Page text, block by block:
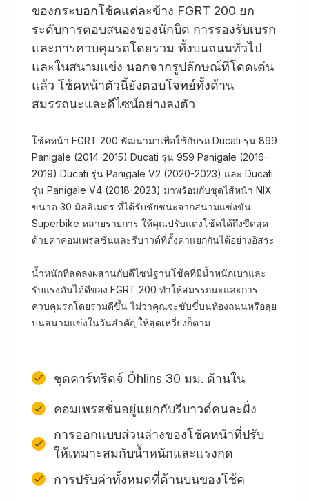
ของกระบอกโช้คแต่ละข้าง FGRT 200 ยก
ระดับการตอบสนองของนักบิด การรองรับเบรก
และการควบคุมรถโดยรวม ทั้งบนถนนทั่วไป
และในสนามแข่ง นอกจากรูปลักษณ์ที่โดดเด่น
แล้ว โช้คหน้าตัวนี้ยังตอบโจทย์ทั้งด้าน
สมรรถนะและดีไซน์อย่างลงตัว
โช้คหน้า FGRT 200 พัฒนามาเพื่อใช้กับรถ Ducati รุ่น 899
Panigale (2014-2015) Ducati รุ่น 959 Panigale (2016-
2019) Ducati รุ่น Panigale V2 (2020-2023) และ Ducati
รุ่น Panigale V4 (2018-2023) มาพร้อมกับชุดไส้หน้า NIX
ขนาด 30 มิลลิเมตร ที่ได้รับชัยชนะจากสนามแข่งขัน
Superbike หลายรายการ ให้คุณปรับแต่งโช้คได้ถึงขีดสุด
ด้วยค่าคอมเพรสชั่นและรีบาวด์ที่ตั้งค่าแยกกันได้อย่างอิสระ
น้ำหนักที่ลดลงผสานกับดีไซน์ฐานโช้คที่มีน้ำหนักเบาและ
รับแรงดันได้ดีของ FGRT 200 ทำให้สมรรถนะและการ
ควบคุมรถโดยรวมดีขึ้น ไม่ว่าคุณจะขับขี่บนท้องถนนหรือลุย
บนสนามแข่งในวันสำคัญให้สุดเหวี่ยงก็ตาม
ชุดคาร์ทริดจ์ Öhlins 30 มม. ด้านใน
คอมเพรสชั่นอยู่แยกกับรีบาวด์คนละฝั่ง
การออกแบบส่วนล่างของโช้คหน้าที่ปรับ
ให้เหมาะสมกับน้ำหนักและแรงกด
การปรับค่าทั้งหมดที่ด้านบนของโช้ค